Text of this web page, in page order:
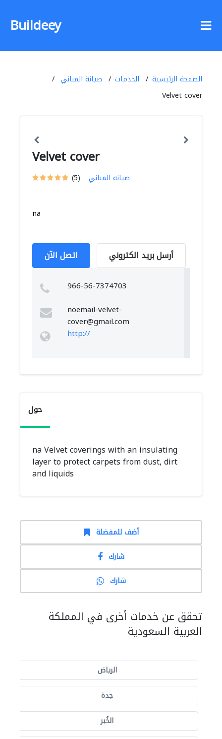
Buildeey
الصفحة الرئيسية الخدمات
صيانة المباني
Velvet cover
Velvet cover
(5) صيانة المباني
na
اتصل الآن أرسل بريد الكتروني
966-56-7374703
noemail-velvet-
cover@gmail.com
http://
حول
na Velvet coverings with an insulating
layer to protect carpets from dust, dirt
and liquids
أضف للمفضلة
شارك
شارك
تحقق عن خدمات أخرى في المملكة
العربية السعودية
الرياض
جدة
الخُبر